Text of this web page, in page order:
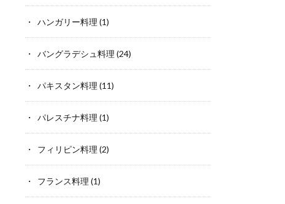
ハンガリー料理 (1)
バングラデシュ料理 (24)
パキスタン料理 (11)
パレスチナ料理 (1)
フィリピン料理 (2)
フランス料理 (1)